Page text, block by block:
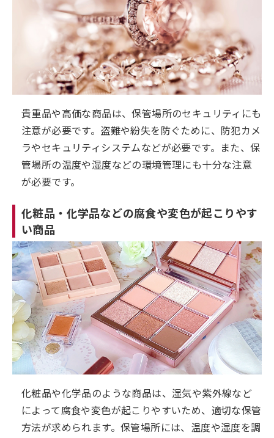
貴重品や高価な商品は、保管場所のセキュリティにも
注意が必要です。盗難や紛失を防ぐために、防犯カメ
ラやセキュリティシステムなどが必要です。また、保
管場所の温度や湿度などの環境管理にも十分な注意
が必要です。
化粧品・化学品などの腐食や変色が起こりやす
い商品
化粧品や化学品のような商品は、湿気や紫外線など
によって腐食や変色が起こりやすいため、適切な保管
方法が求められます。保管場所には、温度や湿度を調